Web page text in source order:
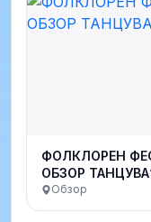
ФОЛКЛОРЕН
ОБЗОР
Обзор